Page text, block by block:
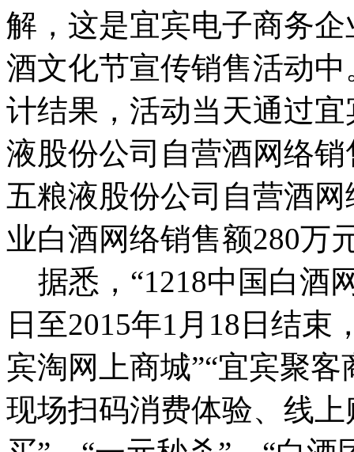
解，这是宜宾电子商务
酒文化节宣传销售活动
计结果，活动当天通过
液股份公司自营酒网络
五粮液股份公司自营酒
业白酒网络销售额280万
据悉，“1218中国白酒
日至2015年1月18日结
宾淘网上商城”“宜宾聚
现场扫码消费体验、线